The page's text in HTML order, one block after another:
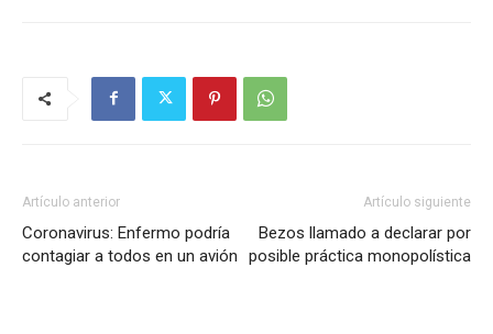
Artículo anterior
Coronavirus: Enfermo podría
contagiar a todos en un avión
Artículo siguiente
Bezos llamado a declarar por
posible práctica monopolística